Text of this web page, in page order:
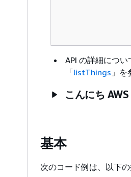
API の詳細につ
「listThings 」を
こんにち
基本
次のコード例は、以下